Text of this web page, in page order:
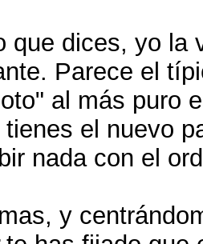
que dices, yo la
Parece el
al más puro
el nuevo
nada con el
y